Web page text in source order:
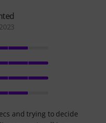
and trying to decide